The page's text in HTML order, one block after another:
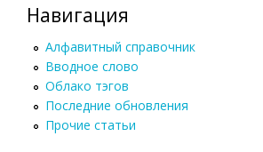
Навигация
Алфавитный справочник
Вводное слово
Облако тэгов
Последние обновления
Прочие статьи